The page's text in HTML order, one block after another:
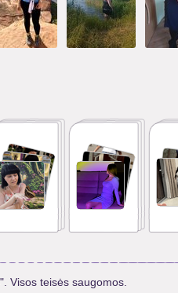
Visos teisės saugomos.